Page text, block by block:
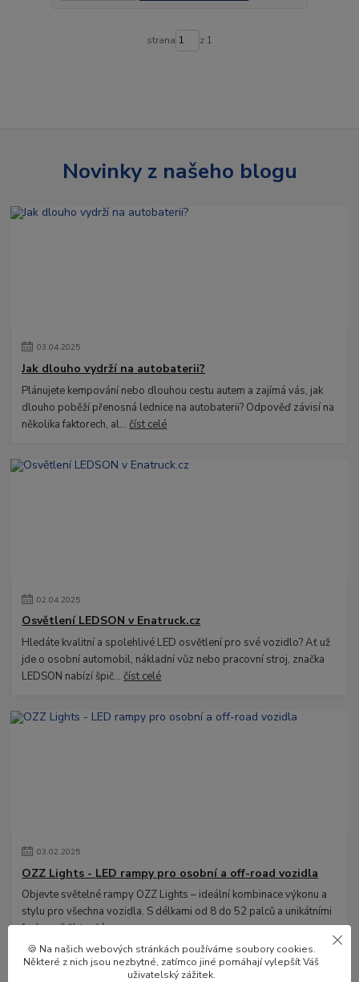
strana z 1
Novinky z našeho blogu
03.04.2025
Jak dlouho vydrží na autobaterii?
Plánujete kempování nebo dlouhou cestu autem a zajímá vás, jak
dlouho poběží přenosná lednice na autobaterii? Odpověď závisí na
několika faktorech, al...číst celé
02.04.2025
Osvětlení LEDSON v Enatruck.cz
Hledáte kvalitní a spolehlivé LED osvětlení pro své vozidlo? Ať už
jde o osobní automobil, nákladní vůz nebo pracovní stroj, značka
LEDSON nabízí špič...číst celé
03.02.2025
OZZ Lights - LED rampy pro osobní a off-road vozidla
Objevte světelné rampy OZZ Lights – ideální kombinace výkonu a
stylu pro všechna vozidla. S délkami od 8 do 52 palců a unikátními
funkcemi!číst celé
🍪 Na našich webových stránkách používáme soubory cookies.
Některé z nich jsou nezbytné, zatímco jiné pomáhají vylepšít Váš
uživatelský zážitek.